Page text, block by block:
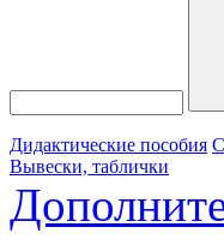
Дидактические пособия
Вывески, таблички